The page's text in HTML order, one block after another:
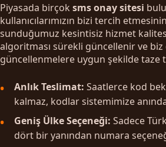
Piyasada birçok sms onay sitesi
kullanıcılarımızın bizi tercih
sunduğumuz kesintisiz hizmet
algoritması sürekli güncellenir ve
güncellenmelere uygun şekilde taze
Anlık Teslimat: Saatlerce kod
kalmaz, kodlar sistemimize
Geniş Ülke Seçeneği: Sadece
dört bir yanından numara